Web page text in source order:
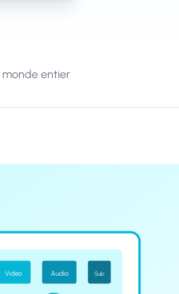
monde entier
Video Audio Sub